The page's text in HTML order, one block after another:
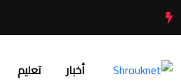
أخبار تعليم